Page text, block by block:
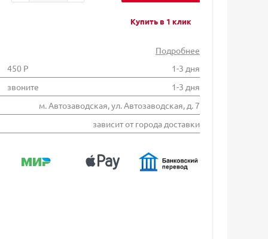
Купить в 1 клик
Подробнее
450 Р
1-3 дня
звоните
1-3 дня
м. Автозаводская, ул. Автозаводская, д. 7
зависит от города доставки